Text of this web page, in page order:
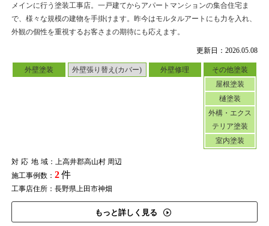
更新日：2026.05.08
外壁塗装 外壁張り替え(カバー) 外壁修理
その他塗装
屋根塗装
樋塗装
外構・エクス
テリア塗装
室内塗装
対応地域：上高井郡高山村 周辺
施工事例数： 2件
工事店住所：長野県上田市神畑
もっと詳しく見る
メインに行う塗装工事店。一戸建てからアパートマンションの集合住宅ま
で、様々な規模の建物を手掛けます。昨今はモルタルアートにも力を入れ、
外観の個性を重視するお客さまの期待にも応えます。